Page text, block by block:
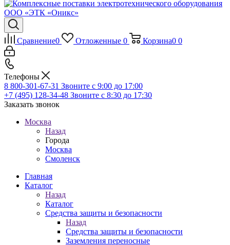
Сравнение0 Отложенные 0 Корзина0 0
Телефоны
8 800-301-67-31 Звоните с 9:00 до 17:00
+7 (495) 128-34-48 Звоните с 8:30 до 17:30
Заказать звонок
Москва
Назад
Города
Москва
Смоленск
Главная
Каталог
Назад
Каталог
Средства защиты и безопасности
Назад
Средства защиты и безопасности
Заземления переносные